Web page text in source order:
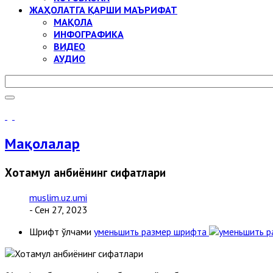
ЖАҲОЛАТГА ҚАРШИ МАЪРИФАТ
МАҚОЛА
ИНФОГРАФИКА
ВИДЕО
АУДИО
Мақолалар
Хотамул анбиёнинг сифатлари
muslim.uz.umi
- Сен 27, 2023
Шрифт ўлчами уменьшить размер шрифта